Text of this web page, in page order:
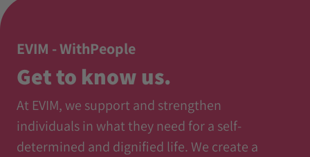
EVIM - WithPeople
Get to know us.
At EVIM, we support and strengthen
individuals in what they need for a self-
determined and dignified life. We create a